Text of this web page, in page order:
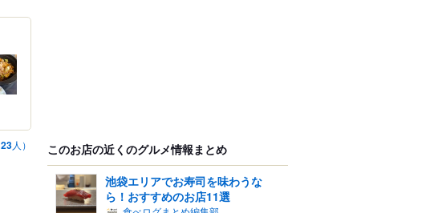
23人）
このお店の近くのグルメ情報まとめ
池袋エリアでお寿司を味わうな
ら！おすすめのお店11選